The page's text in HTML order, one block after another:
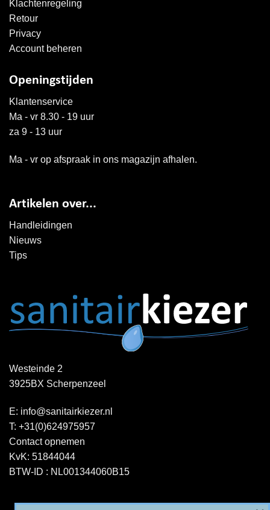
Klachtenregeling
Retour
Privacy
Account beheren
Openingstijden
Klantenservice
Ma - vr 8.30 - 19 uur
za 9 - 13 uur
Ma - vr op afspraak in ons magazijn afhalen.
Artikelen over...
Handleidingen
Nieuws
Tips
Westeinde 2
3925BX Scherpenzeel
E: info@sanitairkiezer.nl
T: +31(0)624975957
Contact opnemen
KvK: 51844044
BTW-ID : NL001344060B15